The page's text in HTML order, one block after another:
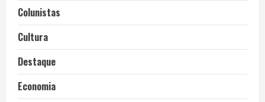
Colunistas
Cultura
Destaque
Economia